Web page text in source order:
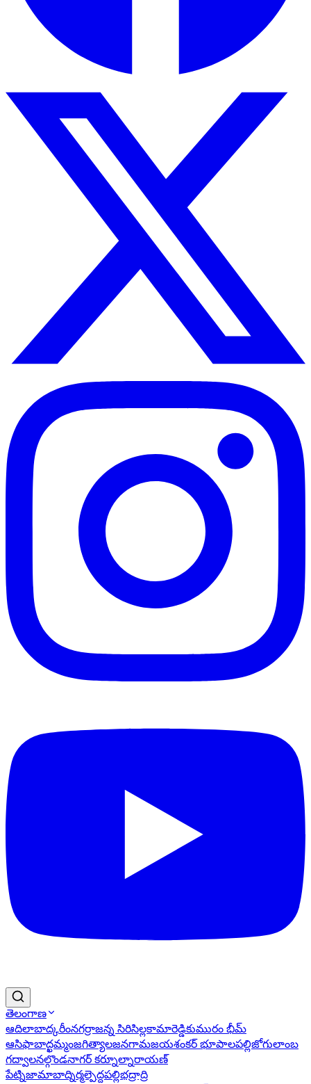
తెలంగాణ
ఆదిలాబాద్కరీంనగర్రాజన్న సిరిసిల్లకామారెడ్డికుమురం భీమ్
ఆసిఫాబాద్ఖమ్మంజగిత్యాలజనగామజయశంకర్ భూపాలపల్లిజోగులాంబ
గద్వాలనల్గొండనాగర్ కర్నూల్నారాయణ్
పేట్నిజామాబాద్నిర్మల్పెద్దపల్లిభద్రాద్రి